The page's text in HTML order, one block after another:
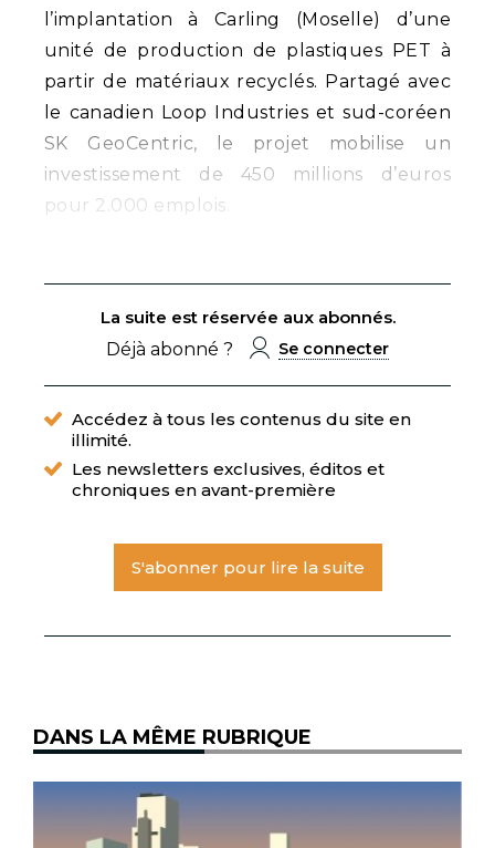
l’implantation à Carling (Moselle) d’une
unité de production de plastiques PET à
partir de matériaux recyclés. Partagé avec
le canadien Loop Industries et sud-coréen
SK GeoCentric, le projet mobilise un
investissement de 450 millions d’euros
pour 2.000 emplois.
La suite est réservée aux abonnés.
Déjà abonné ?
Se connecter
Accédez à tous les contenus du site en
illimité.
Les newsletters exclusives, éditos et
chroniques en avant-première
S'abonner pour lire la suite
DANS LA MÊME RUBRIQUE